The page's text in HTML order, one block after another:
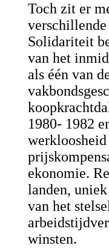
Toch zit er
Solidariteit
van het
als één van
1980- 1982
ekonomie.
landen,
van het
winsten.